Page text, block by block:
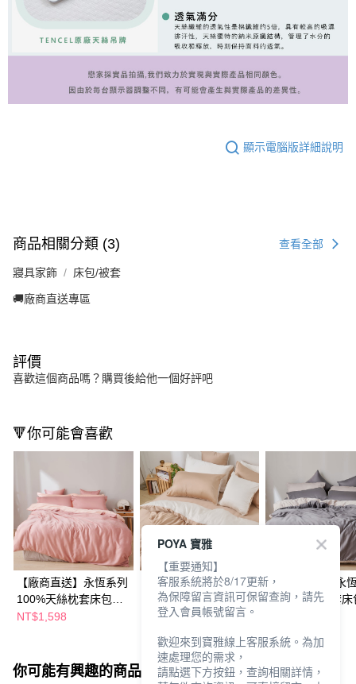
顯示電腦版詳細說明
商品相關分類 (3) 查看全部
寢具家飾 床包/被套
🚚廠商直送專區
評價
喜歡這個商品嗎？購買後給他一個好評吧
🔻你可能會喜歡
【廠商直送】永恆系列
100%天絲枕套床包組
(雙人)-桃花粉
NT$1,598
【廠商直送】永恆系列
100%天絲兩用被套床
包組(雙人)-拿鐵棕
NT$3,876
【廠商直送】永
100%天絲被套床
你可能有興趣的商品 全站排行
POYA 寶雅
【重要通知】
客服系統將於8/17更新，
為保障留言資訊可保留查詢，請先
登入會員帳號留言。
歡迎來到寶雅線上客服系統。為加
速處理您的需求，
請點選下方按鈕，查詢相關詳情，